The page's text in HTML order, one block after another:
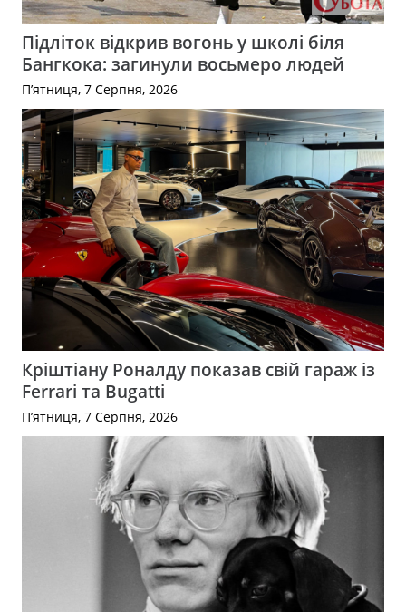
Підліток відкрив вогонь у школі біля
Бангкока: загинули восьмеро людей
П’ятниця, 7 Серпня, 2026
Кріштіану Роналду показав свій гараж із
Ferrari та Bugatti
П’ятниця, 7 Серпня, 2026